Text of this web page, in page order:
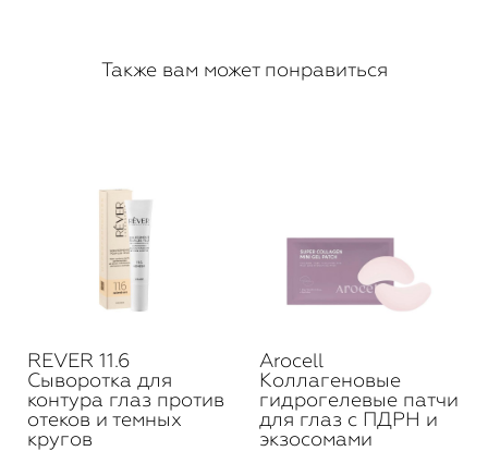
Также вам может понравиться
REVER 11.6
Сыворотка для
контура глаз против
отеков и темных
кругов
Arocell
Коллагеновые
гидрогелевые патчи
для глаз с ПДРН и
экзосомами